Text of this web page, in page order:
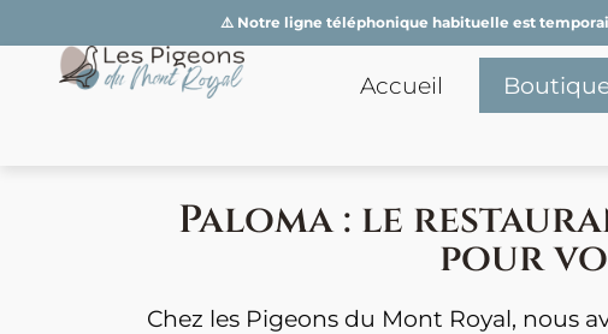
⚠️ Notre ligne téléphonique habituelle est
Accueil
Paloma : le
pour
Chez les Pigeons du Mont Royal, nous